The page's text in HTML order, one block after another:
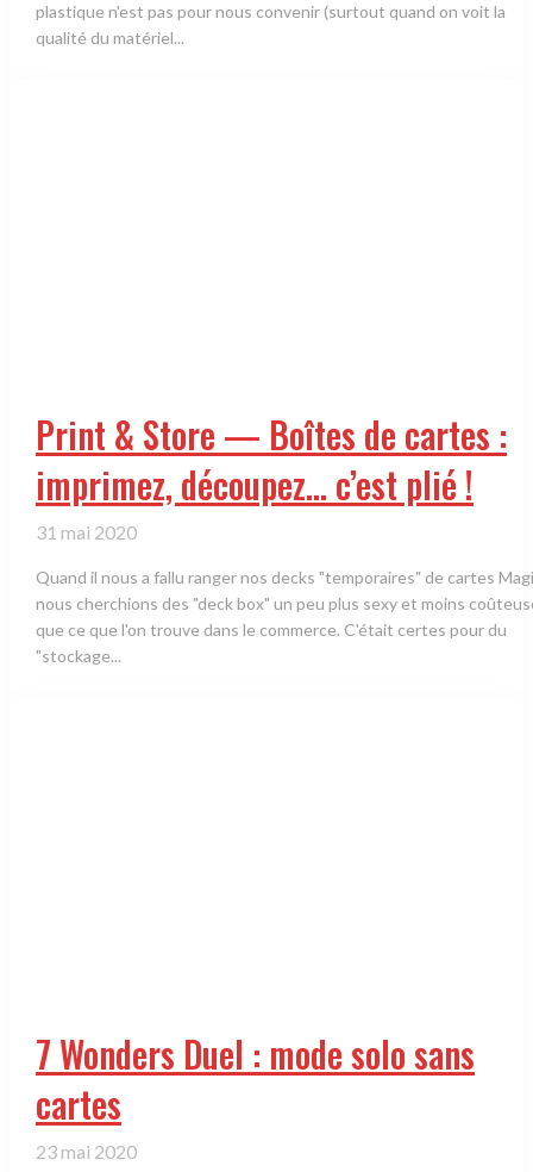
plastique n'est pas pour nous convenir (surtout quand on voit la
qualité du matériel...
Print & Store — Boîtes de cartes :
imprimez, découpez… c’est plié !
31 mai 2020
Quand il nous a fallu ranger nos decks "temporaires" de cartes
nous cherchions des "deck box" un peu plus sexy et moins
que ce que l'on trouve dans le commerce. C'était certes pour du
"stockage...
7 Wonders Duel : mode solo sans
cartes
23 mai 2020